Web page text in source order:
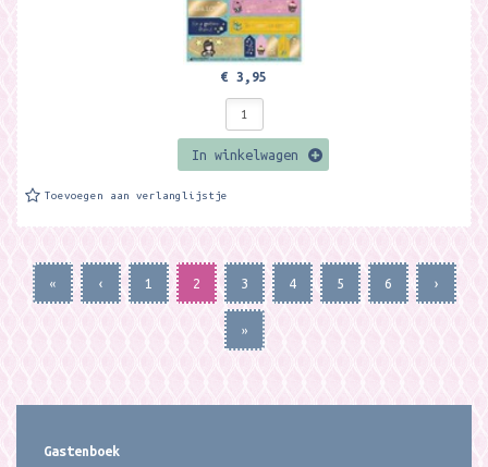
€ 3,95
In winkelwagen
Toevoegen aan verlanglijstje
« ‹ 1 2 3 4 5 6 ›
»
Gastenboek